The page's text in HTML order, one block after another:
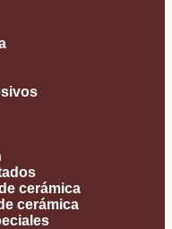
cerámica
cerámica